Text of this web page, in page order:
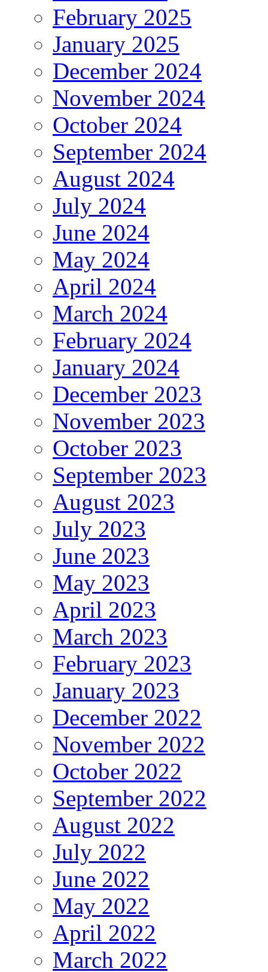
February 2025
January 2025
December 2024
November 2024
October 2024
September 2024
August 2024
July 2024
June 2024
May 2024
April 2024
March 2024
February 2024
January 2024
December 2023
November 2023
October 2023
September 2023
August 2023
July 2023
June 2023
May 2023
April 2023
March 2023
February 2023
January 2023
December 2022
November 2022
October 2022
September 2022
August 2022
July 2022
June 2022
May 2022
April 2022
March 2022